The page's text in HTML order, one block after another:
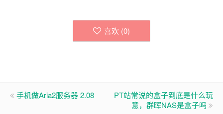
喜欢 (0)
手机做Aria2服务器 2.08
PT站常说的盒子到底是什么玩
意，群晖NAS是盒子吗